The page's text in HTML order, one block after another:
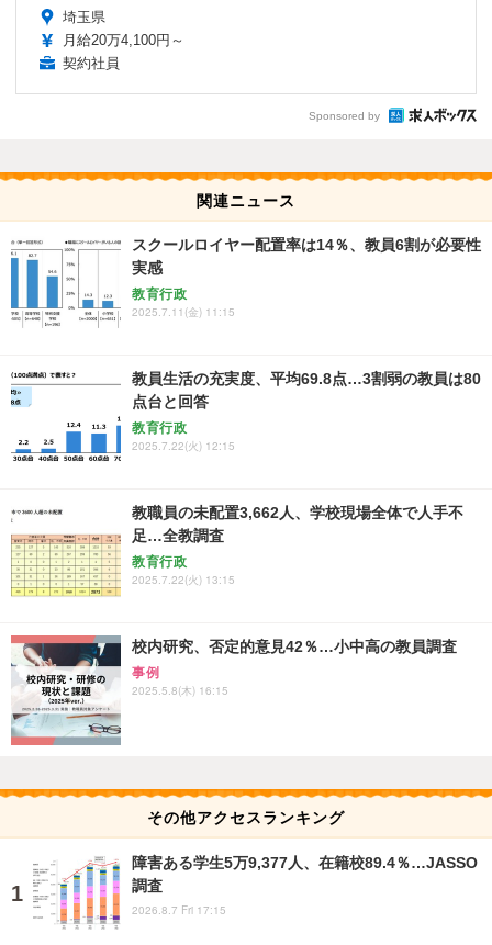
埼玉県
月給20万4,100円～
契約社員
Sponsored by
関連ニュース
スクールロイヤー配置率は14％、教員6割が必要性
実感
教育行政
2025.7.11(金) 11:15
教員生活の充実度、平均69.8点…3割弱の教員は80
点台と回答
教育行政
2025.7.22(火) 12:15
教職員の未配置3,662人、学校現場全体で人手不
足…全教調査
教育行政
2025.7.22(火) 13:15
校内研究、否定的意見42％…小中高の教員調査
事例
2025.5.8(木) 16:15
その他アクセスランキング
障害ある学生5万9,377人、在籍校89.4％…JASSO
調査
2026.8.7 Fri 17:15